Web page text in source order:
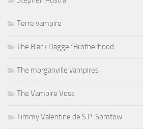
Terre vampire
The Black Dagger Brotherhood
The morganville vampires
The Vampire Voss
Timmy Valentine de S.P. Somtow